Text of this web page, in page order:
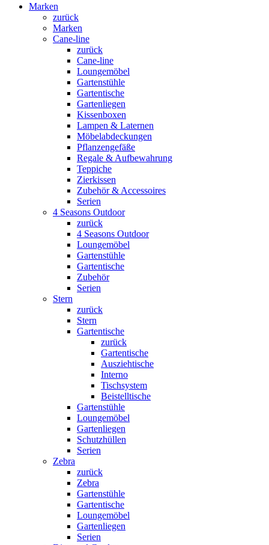
Marken
zurück
Marken
Cane-line
zurück
Cane-line
Loungemöbel
Gartenstühle
Gartentische
Gartenliegen
Kissenboxen
Lampen & Laternen
Möbelabdeckungen
Pflanzengefäße
Regale & Aufbewahrung
Teppiche
Zierkissen
Zubehör & Accessoires
Serien
4 Seasons Outdoor
zurück
4 Seasons Outdoor
Loungemöbel
Gartenstühle
Gartentische
Zubehör
Serien
Stern
zurück
Stern
Gartentische
zurück
Gartentische
Ausziehtische
Interno
Tischsystem
Beistelltische
Gartenstühle
Loungemöbel
Gartenliegen
Schutzhüllen
Serien
Zebra
zurück
Zebra
Gartenstühle
Gartentische
Loungemöbel
Gartenliegen
Serien